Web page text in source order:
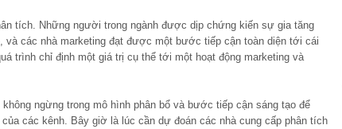
tích. Những người trong ngành được dịp chứng kiến sự gia tăng
và các nhà marketing đạt được một bước tiếp cận toàn diện tới cái
trình chỉ định một giá trị cụ thể tới một hoạt động marketing và
ngừng trong mô hình phân bổ và bước tiếp cận sáng tạo để
các kênh. Bây giờ là lúc cần dự đoán các nhà cung cấp phân tích